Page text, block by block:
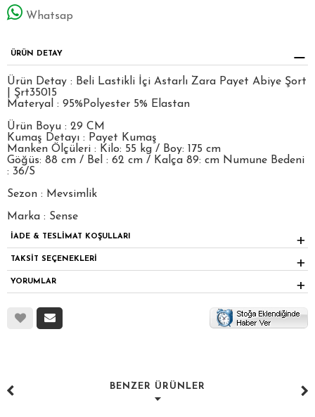
Whatsap
ÜRÜN DETAY
Ürün Detay : Beli Lastikli İçi Astarlı Zara Payet Abiye Şort
| Şrt35015
Materyal : 95%Polyester 5% Elastan
Ürün Boyu : 29 CM
Kumaş Detayı : Payet Kumaş
Manken Ölçüleri : Kilo: 55 kg / Boy: 175 cm
Göğüs: 88 cm / Bel : 62 cm / Kalça 89: cm Numune Bedeni
: 36/S
Sezon : Mevsimlik
Marka : Sense
İADE & TESLİMAT KOŞULLARI
TAKSİT SEÇENEKLERİ
YORUMLAR
BENZER ÜRÜNLER